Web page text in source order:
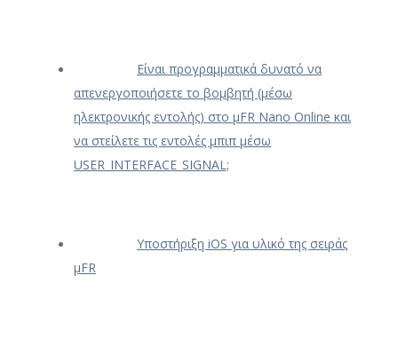
Είναι προγραμματικά δυνατό να
απενεργοποιήσετε το βομβητή (μέσω
ηλεκτρονικής εντολής) στο μFR Nano Online και
να στείλετε τις εντολές μπιπ μέσω
USER_INTERFACE_SIGNAL;
Υποστήριξη iOS για υλικό της σειράς
μFR